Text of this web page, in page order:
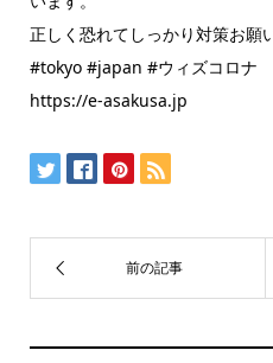
正しく恐れてしっかり対策お願
#tokyo #japan #ウィズコロナ
https://e-asakusa.jp